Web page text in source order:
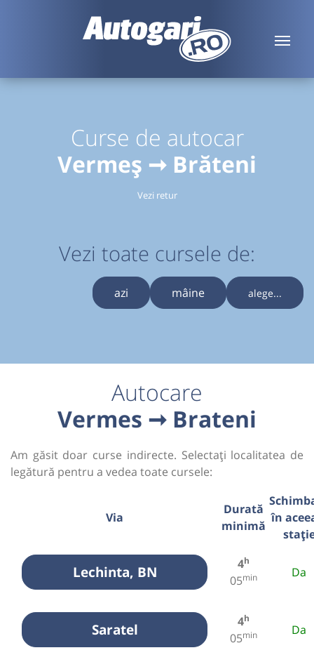
Curse de autocar
Vermeș ➞ Brăteni
Vezi retur
Vezi toate cursele de:
azi mâine alege...
Autocare
Vermes ➞ Brateni
Am găsit doar curse indirecte. Selectați localitatea de
legătură pentru a vedea toate cursele:
Via
Durată
minimă
în
Lechinta, BN 4h
05min Da
Saratel 4h
05min Da